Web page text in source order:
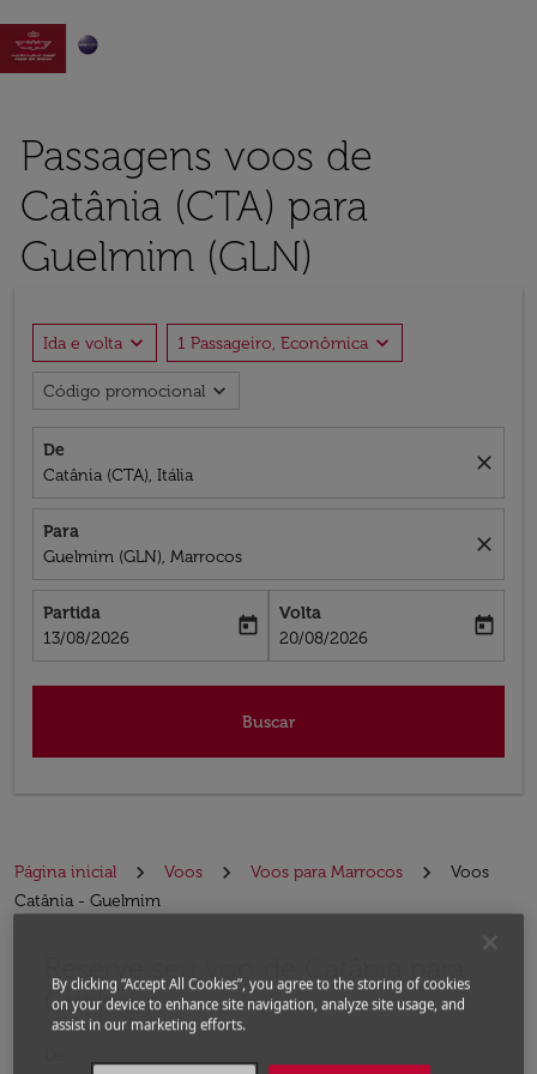

Passagens voos de
Catânia (CTA) para
Guelmim (GLN)
Ida e volta expand_more 1 Passageiro, Econômica expand_more
Código promocional expand_more
De
Catânia (CTA), Itália
close
Para
Guelmim (GLN), Marrocos
close
Partida
fc-booking-departure-date-aria-label
13/08/2026
today
Volta
fc-booking-return-date-aria-label
20/08/2026
today
Buscar
Página inicial Voos Voos para Marrocos
Voos
Catânia - Guelmim
Reserve seu voo de Catânia para
Guelmim
By clicking “Accept All Cookies”, you agree to the storing of cookies
on your device to enhance site navigation, analyze site usage, and
assist in our marketing efforts.